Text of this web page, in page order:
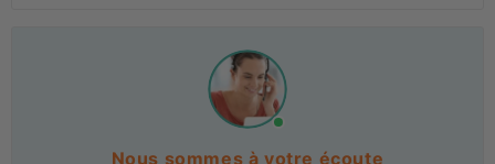
Nous sommes à votre écoute